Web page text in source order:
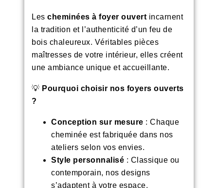
Les cheminées à foyer ouvert incarnent
la tradition et l’authenticité d’un feu de
bois chaleureux. Véritables pièces
maîtresses de votre intérieur, elles créent
une ambiance unique et accueillante.
💡 Pourquoi choisir nos foyers ouverts
?
Conception sur mesure : Chaque
cheminée est fabriquée dans nos
ateliers selon vos envies.
Style personnalisé : Classique ou
contemporain, nos designs
s’adaptent à votre espace.